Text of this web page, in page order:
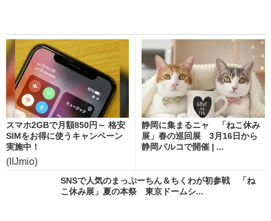
スマホ2GBで月額850円～ 格安
SIMをお得に使うキャンペーン
実施中！
(IIJmio)
静岡に集まるニャ 「ねこ休み
展」春の巡回展 3月16日から
静岡パルコで開催 | ...
SNSで人気のまっぷーちん＆ちくわが初参戦 「ね
こ休み展」夏の本祭 東京ドームシ...